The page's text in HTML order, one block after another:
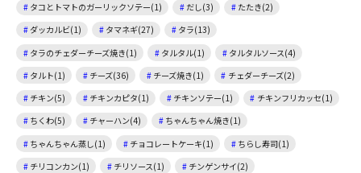
タコとトマトのガーリックソテー(1)
だし(3)
たたき(2)
ダッカルビ(1)
タマネギ(27)
タラ(13)
タラのチェダーチーズ焼き(1)
タルタル(1)
タルタルソース(4)
タルト(1)
チーズ(36) チーズ焼き(1)
チェダーチーズ(2)
チキン(5)
チキンカピタ(1) チキンソテー(1)
チキンフリカッセ(1)
ちくわ(5)
チャーハン(4)
ちゃんちゃん焼き(1)
ちゃんちゃん蒸し(1)
チョコレートケーキ(1)
ちらし寿司(1)
チリコンカン(1)
チリソース(1)
チンゲンサイ(2)